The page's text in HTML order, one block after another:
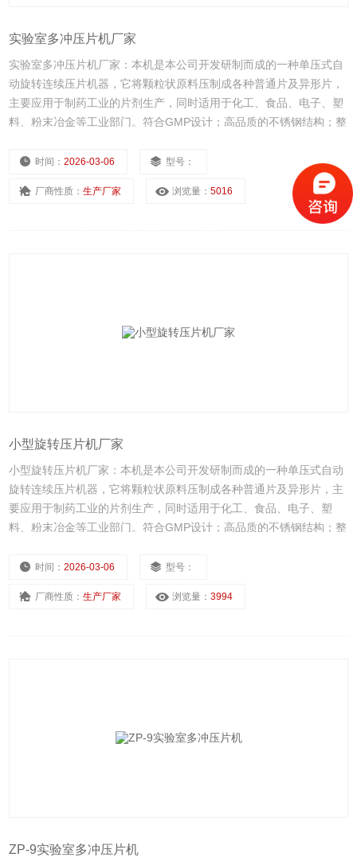
实验室多冲压片机厂家
实验室多冲压片机厂家：本机是本公司开发研制而成的一种单压式自
动旋转连续压片机器，它将颗粒状原料压制成各种普通片及异形片，
主要应用于制药工业的片剂生产，同时适用于化工、食品、电子、塑
料、粉末冶金等工业部门。符合GMP设计；高品质的不锈钢结构；整
卸的结构，可维护性好。
时间：2026-03-06 型号：
厂商性质：生产厂家 浏览量：5016
小型旋转压片机厂家
小型旋转压片机厂家：本机是本公司开发研制而成的一种单压式自动
旋转连续压片机器，它将颗粒状原料压制成各种普通片及异形片，主
要应用于制药工业的片剂生产，同时适用于化工、食品、电子、塑
料、粉末冶金等工业部门。符合GMP设计；高品质的不锈钢结构；整
卸的结构，可维护性好。
时间：2026-03-06 型号：
厂商性质：生产厂家 浏览量：3994
ZP-9实验室多冲压片机